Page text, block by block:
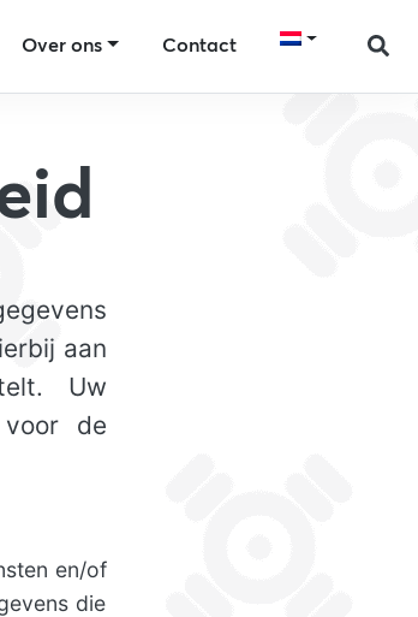
Over ons Contact
aan
Uw
de
en/of
die